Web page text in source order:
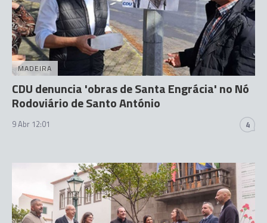
MADEIRA
CDU denuncia 'obras de Santa Engrácia' no Nó
Rodoviário de Santo António
9 Abr 12:01 4